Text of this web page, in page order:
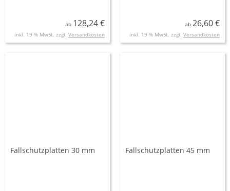
ab 128,24 €
inkl. 19 % MwSt. zzgl. Versandkosten
ab 26,60 €
inkl. 19 % MwSt. zzgl. Versandkosten
Fallschutzplatten 30 mm Fallschutzplatten 45 mm